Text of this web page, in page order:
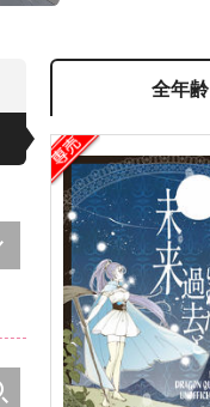
全年齢